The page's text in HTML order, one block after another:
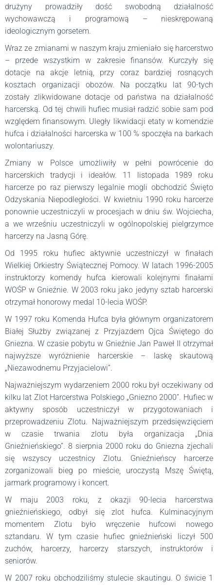
drużyny prowadziły dość swobodną działalność
wychowawczą i programową – nieskrępowaną
ideologicznym gorsetem.
Wraz ze zmianami w naszym kraju zmieniało się harcerstwo
– przede wszystkim w zakresie finansów. Kurczyły się
dotacje na akcje letnią, przy coraz bardziej rosnących
kosztach organizacji obozów. Na początku lat 90-tych
zostały zlikwidowane dotacje od państwa na działalność
harcerską. Od tej chwili hufiec musiał radzić sobie sam pod
względem finansowym. Uległy likwidacji etaty w komendzie
hufca i działalności harcerska w 100 % spoczęła na barkach
wolontariuszy.
Zmiany w Polsce umożliwiły w pełni powrócenie do
harcerskich tradycji i ideałów. 11 listopada 1989 roku
harcerze po raz pierwszy legalnie mogli obchodzić Święto
Odzyskania Niepodległości. W kwietniu 1990 roku harcerze
ponownie uczestniczyli w procesjach w dniu św. Wojciecha,
a we wrześniu uczestniczyli w ogólnopolskiej pielgrzymce
harcerzy na Jasną Górę.
Od 1995 roku hufiec aktywnie uczestniczył w finałach
Wielkiej Orkiestry Świątecznej Pomocy. W latach 1996-2005
instruktorzy komendy hufca kierowali kolejnymi finałami
WOŚP w Gnieźnie. W 2003 roku jako jedyny sztab harcerski
otrzymał honorowy medal 10-lecia WOŚP.
W 1997 roku Komenda Hufca była głównym organizatorem
Białej Służby związanej z Przyjazdem Ojca Świętego do
Gniezna. W czasie pobytu w Gnieźnie Jan Paweł II otrzymał
najwyższe wyróżnienie harcerskie – laskę skautową
„Niezawodnemu Przyjacielowi”.
Najważniejszym wydarzeniem 2000 roku był oczekiwany od
kilku lat Zlot Harcerstwa Polskiego „Gniezno 2000”. Hufiec w
aktywny sposób uczestniczył w przygotowaniach i
przeprowadzeniu Zlotu. Najważniejszym przedsięwzięciem
w czasie trwania zlotu była organizacja „Dnia
Gnieźnieńskiego”. 8 sierpnia 2000 roku do Gniezna zjechali
się wszyscy uczestnicy Zlotu. Gnieźnieńscy harcerze
zorganizowali bieg po mieście, uroczystą Mszę Świętą,
jarmark programowy i koncert.
W maju 2003 roku, z okazji 90-lecia harcerstwa
gnieźnieńskiego, odbył się zlot hufca. Kulminacyjnym
momentem Zlotu było wręczenie hufcowi nowego
sztandaru. W tym czasie hufiec gnieźnieński liczył 500
zuchów, harcerzy, harcerzy starszych, instruktorów i
seniorów.
W 2007 roku obchodziliśmy stulecie skautingu. O świcie 1